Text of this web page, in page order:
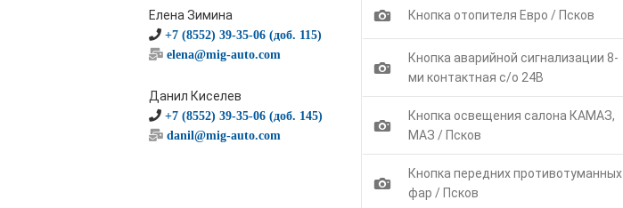
Елена Зимина
+7 (8552) 39-35-06 (доб. 115)
elena@mig-auto.com
Данил Киселев
+7 (8552) 39-35-06 (доб. 145)
danil@mig-auto.com
1 Кнопка отопителя Евро / Псков
1
Кнопка аварийной сигнализации 8-
ми контактная с/о 24В
1
Кнопка освещения салона КАМАЗ,
МАЗ / Псков
1
Кнопка передних противотуманных
фар / Псков